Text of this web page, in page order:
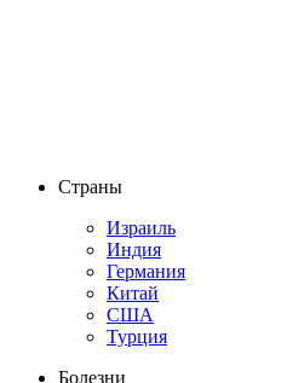
Страны
Израиль
Индия
Германия
Китай
США
Турция
Болезни